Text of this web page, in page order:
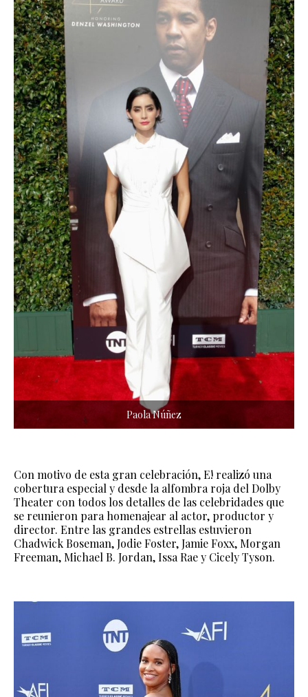
Paola Núñez
Con motivo de esta gran celebración, E! realizó una
cobertura especial y desde la alfombra roja del Dolby
Theater con todos los detalles de las celebridades que
se reunieron para homenajear al actor, productor y
director. Entre las grandes estrellas estuvieron
Chadwick Boseman, Jodie Foster, Jamie Foxx, Morgan
Freeman, Michael B. Jordan, Issa Rae y Cicely Tyson.